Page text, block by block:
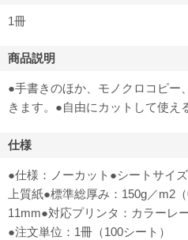
1冊
商品説明
●手書きのほか、モノクロコピー
きます。●自由にカットして使え
仕様
●仕様：ノーカット●シートサイ
上質紙●標準総厚み：150g／m2
11mm●対応プリンタ：カラーレ
●注文単位：1冊（100シート）